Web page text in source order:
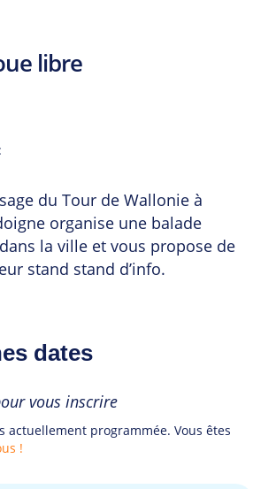
libre
du Tour de Wallonie à
organise une balade
la ville et vous propose de
stand stand d’info.
dates
vous inscrire
actuellement programmée. Vous êtes
!